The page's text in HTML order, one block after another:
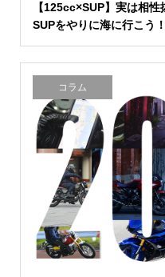
【125cc×SUP】実は相
SUPをやりに海に行こう
コラム